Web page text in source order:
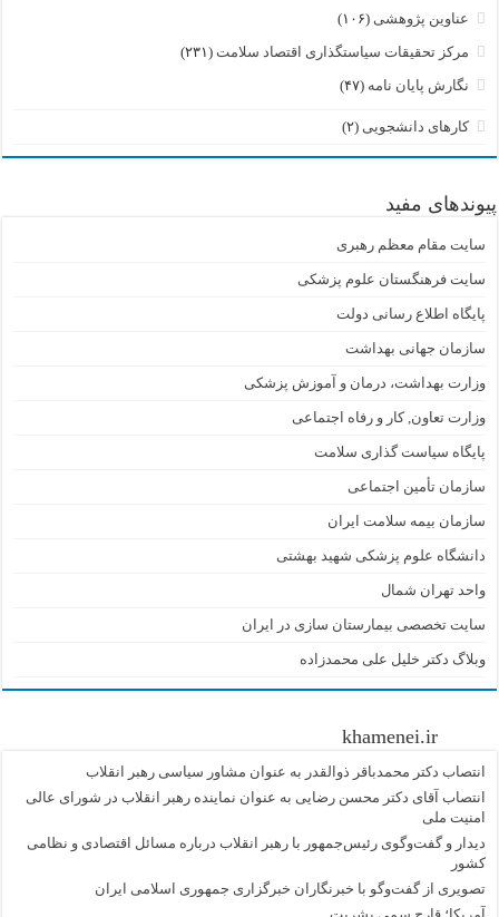
عناوین پژوهشی (۱۰۶)
مرکز تحقیقات سیاستگذاری اقتصاد سلامت (۲۳۱)
نگارش پایان نامه (۴۷)
کارهای دانشجویی (۲)
پیوندهای مفید
سایت مقام معظم رهبری
سایت فرهنگستان علوم پزشکی
پایگاه اطلاع رسانی دولت
سازمان جهانی بهداشت
وزارت بهداشت، درمان و آموزش پزشکی
وزارت تعاون, کار و رفاه اجتماعی
پایگاه سیاست گذاری سلامت
سازمان تأمین اجتماعی
سازمان بیمه سلامت ایران
دانشگاه علوم پزشکی شهید بهشتی
واحد تهران شمال
سایت تخصصی بیمارستان سازی در ایران
وبلاگ دکتر خلیل علی محمدزاده
khamenei.ir
انتصاب دکتر محمدباقر ذوالقدر به عنوان مشاور سیاسی رهبر انقلاب
انتصاب آقای دکتر محسن رضایی به عنوان نماینده رهبر انقلاب در شورای عالی
امنیت ملی
دیدار و گفت‌وگوی رئیس‌جمهور با رهبر انقلاب درباره مسائل اقتصادی و نظامی
کشور
تصویری از گفت‌وگو با خبرنگاران خبرگزاری جمهوری اسلامی ایران